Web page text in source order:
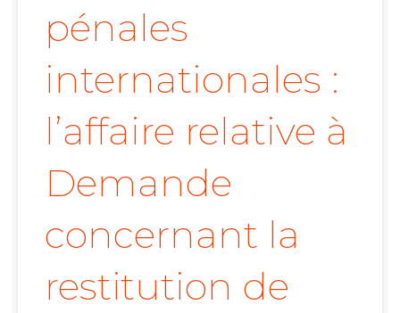
pénales
internationales :
l’affaire relative à
Demande
concernant la
restitution de